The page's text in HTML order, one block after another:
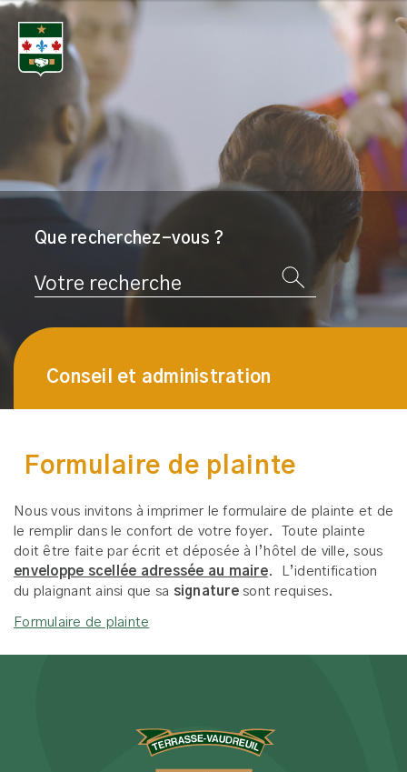
Formulaire de plainte
Que recherchez-vous ?
Rechercher
Conseil et administration
Nous vous invitons à imprimer le formulaire de plainte et de
le remplir dans le confort de votre foyer. Toute plainte
doit être faite par écrit et déposée à l’hôtel de ville, sous
enveloppe scellée adressée au maire. L’identification
du plaignant ainsi que sa signaturesont requises.
Formulaire de plainte